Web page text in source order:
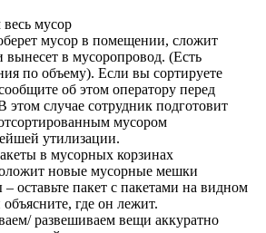
мусор
мусор в помещении, сложит
в мусоропровод. (Есть
по объему). Если вы сортируете
об этом оператору перед
этом случае сотрудник подготовит
мусором
утилизации.
в мусорных корзинах
новые мусорные мешки
оставьте пакет с пакетами на видном
где он лежит.
развешиваем вещи аккуратно